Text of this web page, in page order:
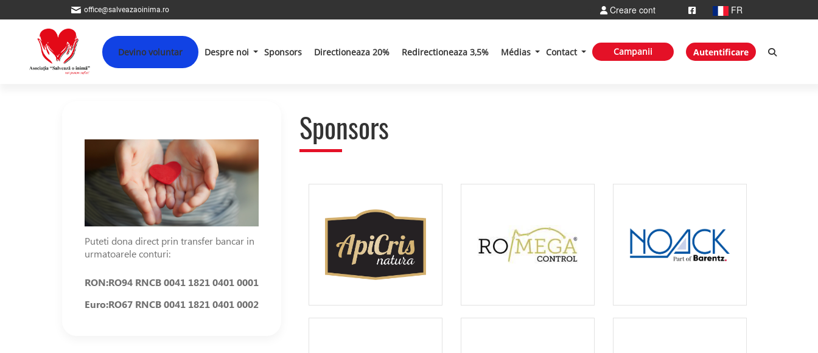
office@salveazaoinima.ro FR
Creare cont
Devino voluntar Despre noi Sponsors Directioneaza 20% Redirectioneaza 3,5% Médias Contact Campanii Autentificare
Puteti dona direct prin transfer bancar in
urmatoarele conturi:
RON:RO94 RNCB 0041 1821 0401 0001
Euro:RO67 RNCB 0041 1821 0401 0002
Sponsors